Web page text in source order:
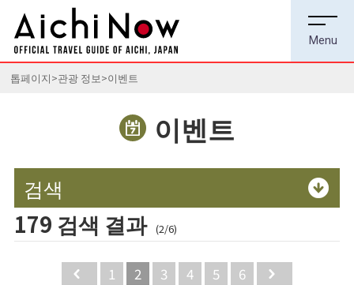
톱페이지 관광 정보 이벤트
이벤트
검색
179 검색 결과 (2/6)
Back
1 2 3 4 5 6